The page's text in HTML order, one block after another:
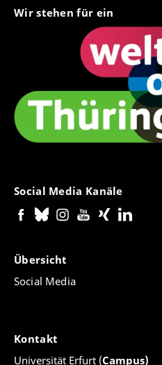
Wir stehen für ein
Social Media Kanäle
Übersicht
Social Media
Kontakt
Universität Erfurt (Campus)